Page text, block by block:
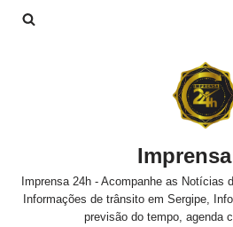
Imprensa 24h - Acompanhe as Notícias
Informações de trânsito em Sergipe,
previsão do tempo, agenda